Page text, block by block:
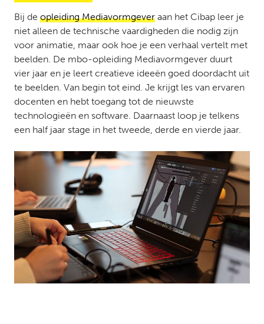
Bij de opleiding Mediavormgever aan het Cibap leer je
niet alleen de technische vaardigheden die nodig zijn
voor animatie, maar ook hoe je een verhaal vertelt met
beelden. De mbo-opleiding Mediavormgever duurt
vier jaar en je leert creatieve ideeën goed doordacht uit
te beelden. Van begin tot eind. Je krijgt les van ervaren
docenten en hebt toegang tot de nieuwste
technologieën en software. Daarnaast loop je telkens
een half jaar stage in het tweede, derde en vierde jaar.